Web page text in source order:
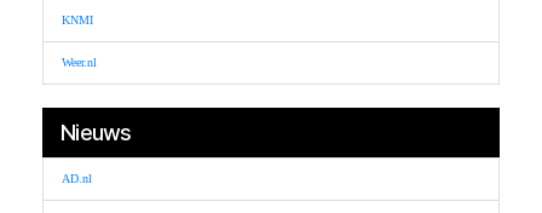
KNMI
Weer.nl
Nieuws
AD.nl